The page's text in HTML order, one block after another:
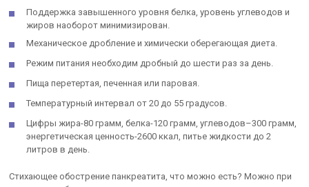
Поддержка завышенного уровня белка, уровень углеводов и
жиров наоборот минимизирован.
Механическое дробление и химически оберегающая диета.
Режим питания необходим дробный до шести раз за день.
Пища перетертая, печенная или паровая.
Температурный интервал от 20 до 55 градусов.
Цифры жира-80 грамм, белка-120 грамм, углеводов–300 грамм,
энергетическая ценность-2600 ккал, питье жидкости до 2
литров в день.
Стихающее обострение панкреатита, что можно есть? Можно при